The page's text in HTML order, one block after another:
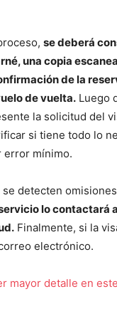
se deberá
una copia
de la
de vuelta. Luego
la solicitud del
si tiene todo lo
mínimo.
se detecten
lo contactará
Finalmente, si la
electrónico.
mayor detalle en